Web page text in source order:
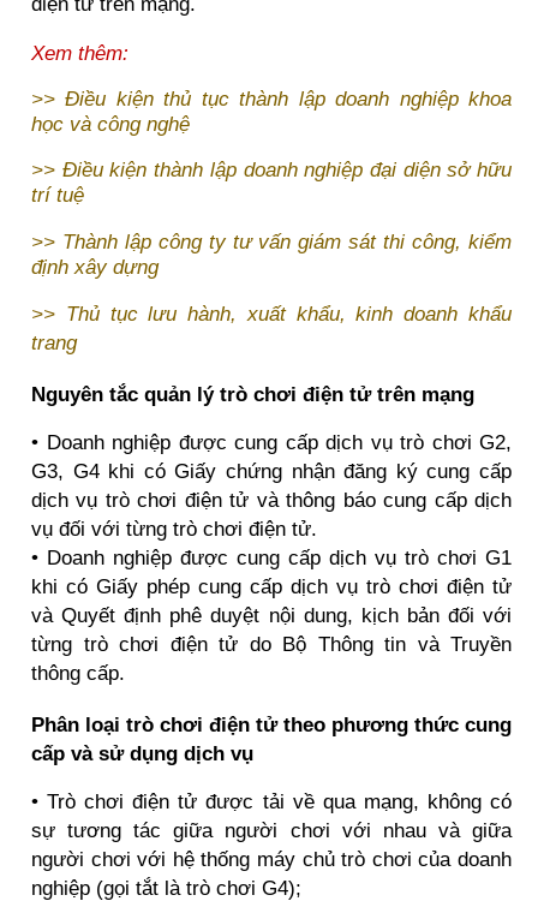
Xem thêm:
>>Điều kiện thủ tục thành lập doanh nghiệp khoa
học và công nghệ
>> Điều kiện thành lập doanh nghiệp đại diện sở hữu
trí tuệ
>> Thành lập công ty tư vấn giám sát thi công, kiểm
định xây dựng
>> Thủ tục lưu hành, xuất khẩu, kinh doanh khẩu
trang
Nguyên tắc quản lý trò chơi điện tử trên mạng
• Doanh nghiệp được cung cấp dịch vụ trò chơi G2,
G3, G4 khi có Giấy chứng nhận đăng ký cung cấp
dịch vụ trò chơi điện tử và thông báo cung cấp dịch
vụ đối với từng trò chơi điện tử.
• Doanh nghiệp được cung cấp dịch vụ trò chơi G1
khi có Giấy phép cung cấp dịch vụ trò chơi điện tử
và Quyết định phê duyệt nội dung, kịch bản đối với
từng trò chơi điện tử do Bộ Thông tin và Truyền
thông cấp.
Phân loại trò chơi điện tử theo phương thức cung
cấp và sử dụng dịch vụ
• Trò chơi điện tử được tải về qua mạng, không có
sự tương tác giữa người chơi với nhau và giữa
người chơi với hệ thống máy chủ trò chơi của doanh
nghiệp (gọi tắt là trò chơi G4);